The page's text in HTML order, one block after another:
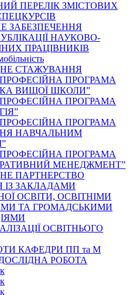
ПЕРЕЛІК ЗМІСТОВИХ
ЗАБЕЗПЕЧЕННЯ
НАУКОВО-
ПРАЦІВНИКІВ
СТАЖУВАННЯ
ПРОГРАМА
ВИЩОЇ ШКОЛИ”
ПРОГРАМА
ПРОГРАМА
НАВЧАЛЬНИМ
ПРОГРАМА
МЕНЕДЖМЕНТ”
ПАРТНЕРСТВО
ІЗ ЗАКЛАДАМИ
ОСВІТИ, ОСВІТНІМИ
ТА ГРОМАДСЬКИМИ
ОСВІТНЬОГО
КАФЕДРИ ПП та М
РОБОТА